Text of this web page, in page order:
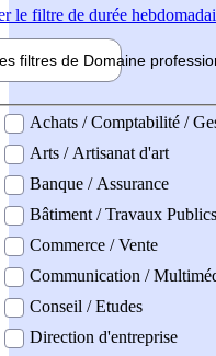
le filtre de durée
filtres de Domaine pro
professionel
Achats / Comptabilité /
Arts / Artisanat d'art
Banque / Assurance
Bâtiment / Travaux Publics
Commerce / Vente
Communication /
Conseil / Etudes
Direction d'entreprise